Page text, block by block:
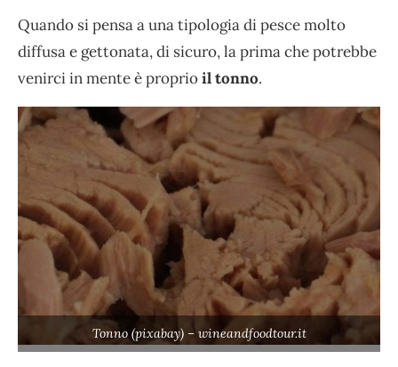
Quando si pensa a una tipologia di pesce molto
diffusa e gettonata, di sicuro, la prima che potrebbe
venirci in mente è proprioil tonno.
Tonno (pixabay) – wineandfoodtour.it